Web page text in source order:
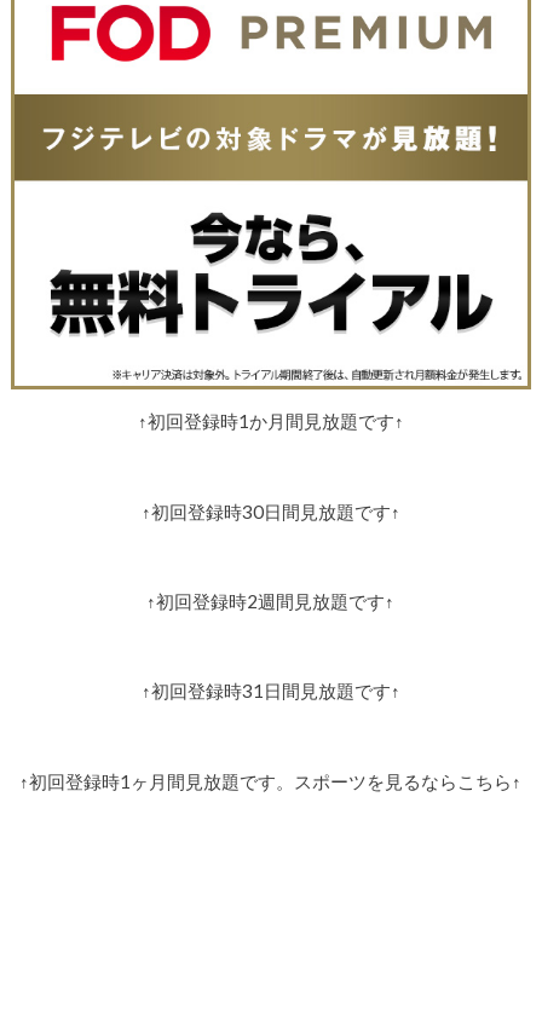
↑初回登録時1か月間見放題です↑
↑初回登録時30日間見放題です↑
↑初回登録時2週間見放題です↑
↑初回登録時31日間見放題です↑
↑初回登録時1ヶ月間見放題です。スポーツを見るならこちら↑